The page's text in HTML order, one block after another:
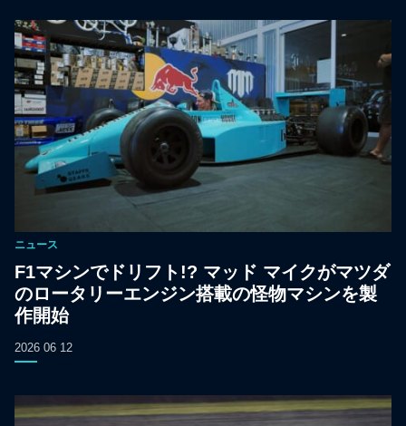
ニュース
F1マシンでドリフト!? マッド マイクがマツダ
のロータリーエンジン搭載の怪物マシンを製
作開始
2026 06 12